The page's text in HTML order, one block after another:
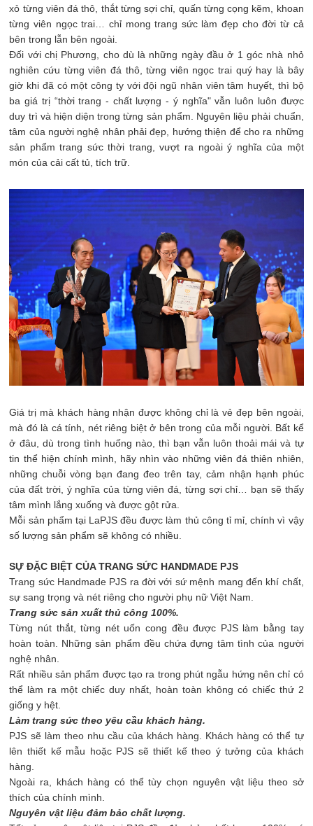
xỏ từng viên đá thô, thắt từng sợi chỉ, quấn từng cọng kẽm, khoan
từng viên ngọc trai… chỉ mong trang sức làm đẹp cho đời từ cả
bên trong lẫn bên ngoài.
Đối với chị Phương, cho dù là những ngày đầu ở 1 góc nhà nhỏ
nghiên cứu từng viên đá thô, từng viên ngọc trai quý hay là bây
giờ khi đã có một công ty với đội ngũ nhân viên tâm huyết, thì bộ
ba giá trị “thời trang - chất lượng - ý nghĩa" vẫn luôn luôn được
duy trì và hiện diện trong từng sản phẩm. Nguyên liệu phải chuẩn,
tâm của người nghệ nhân phải đẹp, hướng thiện để cho ra những
sản phẩm trang sức thời trang, vượt ra ngoài ý nghĩa của một
món của cải cất tủ, tích trữ.
Giá trị mà khách hàng nhận được không chỉ là vẻ đẹp bên ngoài,
mà đó là cá tính, nét riêng biệt ở bên trong của mỗi người. Bất kể
ở đâu, dù trong tình huống nào, thì bạn vẫn luôn thoải mái và tự
tin thể hiện chính mình, hãy nhìn vào những viên đá thiên nhiên,
những chuỗi vòng bạn đang đeo trên tay, cảm nhận hạnh phúc
của đất trời, ý nghĩa của từng viên đá, từng sợi chỉ… bạn sẽ thấy
tâm mình lắng xuống và được gột rửa.
Mỗi sản phẩm tại LaPJS đều được làm thủ công tỉ mỉ, chính vì vậy
số lượng sản phẩm sẽ không có nhiều.
SỰ ĐẶC BIỆT CỦA TRANG SỨC HANDMADE PJS
Trang sức Handmade PJS ra đời với sứ mệnh mang đến khí chất,
sự sang trọng và nét riêng cho người phụ nữ Việt Nam.
Trang sức sản xuất thủ công 100%.
Từng nút thắt, từng nét uốn cong đều được PJS làm bằng tay
hoàn toàn. Những sản phẩm đều chứa đựng tâm tình của người
nghệ nhân.
Rất nhiều sản phẩm được tạo ra trong phút ngẫu hứng nên chỉ có
thể làm ra một chiếc duy nhất, hoàn toàn không có chiếc thứ 2
giống y hệt.
Làm trang sức theo yêu cầu khách hàng.
PJS sẽ làm theo nhu cầu của khách hàng. Khách hàng có thể tự
lên thiết kế mẫu hoặc PJS sẽ thiết kế theo ý tưởng của khách
hàng.
Ngoài ra, khách hàng có thể tùy chọn nguyên vật liệu theo sở
thích của chính mình.
Nguyên vật liệu đảm bảo chất lượng.